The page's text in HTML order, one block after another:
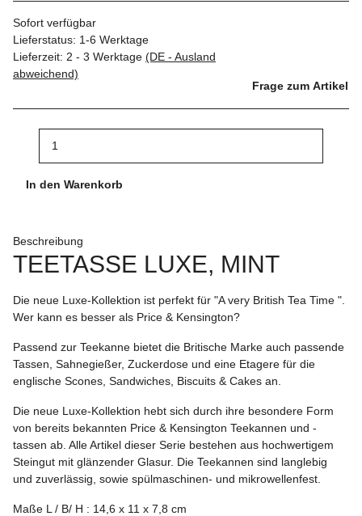
Sofort verfügbar
Lieferstatus: 1-6 Werktage
Lieferzeit: 2 - 3 Werktage (DE - Ausland
abweichend)
Frage zum Artikel
In den Warenkorb
Beschreibung
TEETASSE LUXE, MINT
Die neue Luxe-Kollektion ist perfekt für "A very British Tea Time ".
Wer kann es besser als Price & Kensington?
Passend zur Teekanne bietet die Britische Marke auch passende
Tassen, Sahnegießer, Zuckerdose und eine Etagere für die
englische Scones, Sandwiches, Biscuits & Cakes an.
Die neue Luxe-Kollektion hebt sich durch ihre besondere Form
von bereits bekannten Price & Kensington Teekannen und -
tassen ab. Alle Artikel dieser Serie bestehen aus hochwertigem
Steingut mit glänzender Glasur. Die Teekannen sind langlebig
und zuverlässig, sowie spülmaschinen- und mikrowellenfest.
Maße L / B/ H : 14,6 x 11 x 7,8 cm